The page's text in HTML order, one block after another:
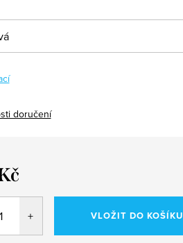
doručení
VLOŽIT DO KOŠÍKU